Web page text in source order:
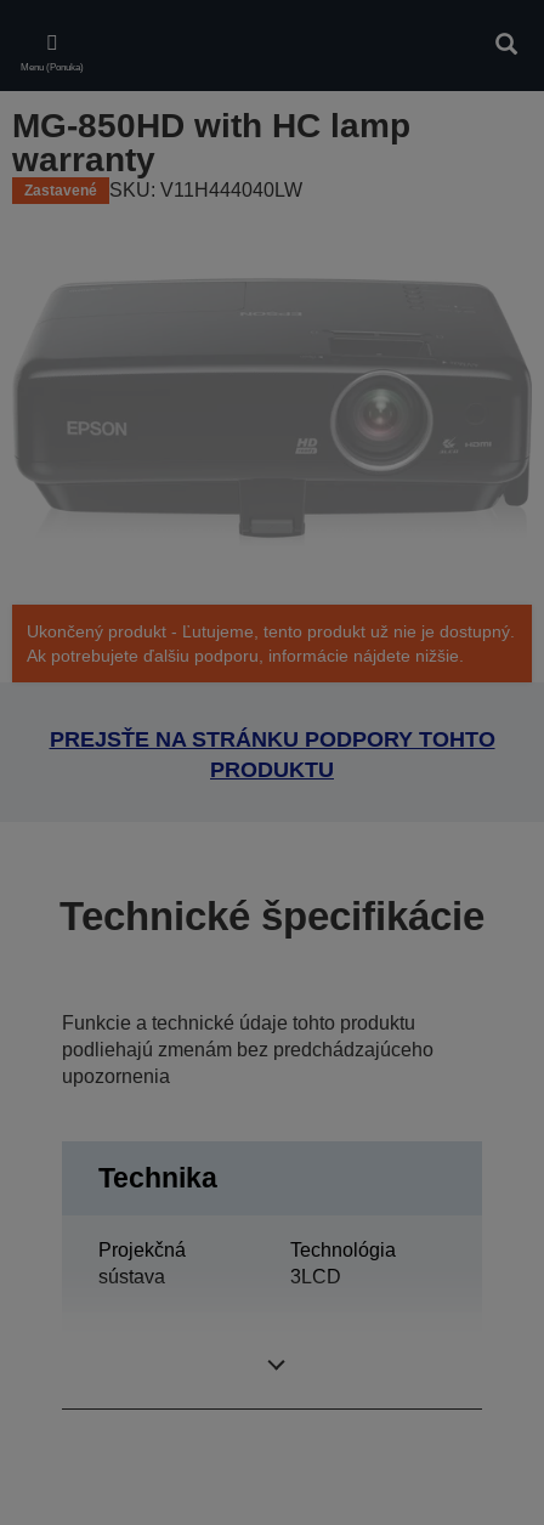
main
content
Menu (Ponuka)
MG-850HD with HC lamp
warranty
Zastavené SKU: V11H444040LW
Ukončený produkt - Ľutujeme, tento produkt už nie je dostupný.
Ak potrebujete ďalšiu podporu, informácie nájdete nižšie.
PREJSŤE NA STRÁNKU PODPORY TOHTO
PRODUKTU
Technické špecifikácie
Funkcie a technické údaje tohto produktu
podliehajú zmenám bez predchádzajúceho
upozornenia
Technika
Projekčná
sústava
Technológia
3LCD